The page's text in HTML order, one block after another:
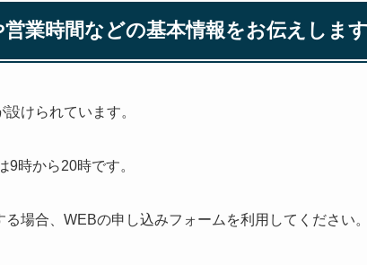
業時間などの基本情報をお伝えしま
けられています。
時から20時です。
場合、WEBの申し込みフォームを利用してください